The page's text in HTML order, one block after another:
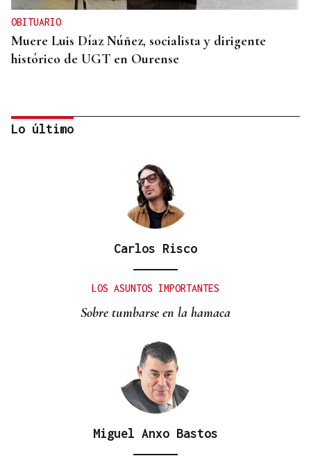
OBITUARIO
Muere Luis Díaz Núñez, socialista y dirigente
histórico de UGT en Ourense
Un herido en la colisión entre dos coches en la
Lo último
Carlos Risco
LOS ASUNTOS IMPORTANTES
Sobre tumbarse en la hamaca
Miguel Anxo Bastos